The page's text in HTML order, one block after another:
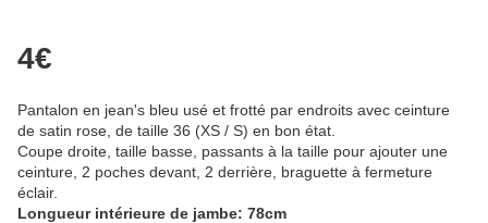
4€
Pantalon en jean's bleu usé et frotté par endroits avec ceinture
de satin rose, de taille 36 (XS / S) en bon état.
Coupe droite, taille basse, passants à la taille pour ajouter une
ceinture, 2 poches devant, 2 derrière, braguette à fermeture
éclair.
Longueur intérieure de jambe: 78cm